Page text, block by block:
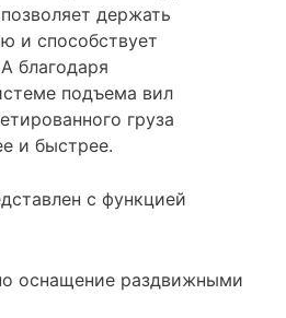
держать
и способствует
благодаря
подъема вил
груза
и быстрее.
с функцией
оснащение раздвижными